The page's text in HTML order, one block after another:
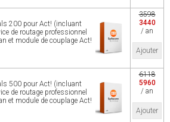
200 pour Act! (incluant
de routage professionnel
et module de couplage Act!
3598
3440
/ an
Ajouter
500 pour Act! (incluant
de routage professionnel
et module de couplage Act!
6118
5960
/ an
Ajouter